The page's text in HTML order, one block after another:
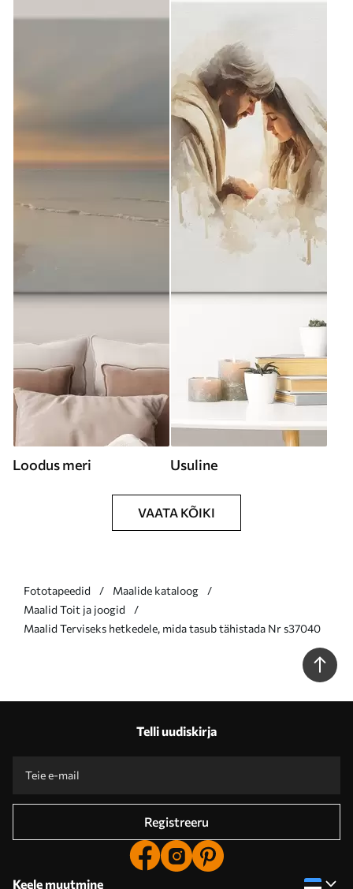
Loodus meri Usuline
VAATA KÕIKI
Fototapeedid
Maalide kataloog
Maalid Toit ja joogid
Maalid Terviseks hetkedele, mida tasub tähistada Nr s37040
Telli uudiskirja
Registreeru
Keele muutmine